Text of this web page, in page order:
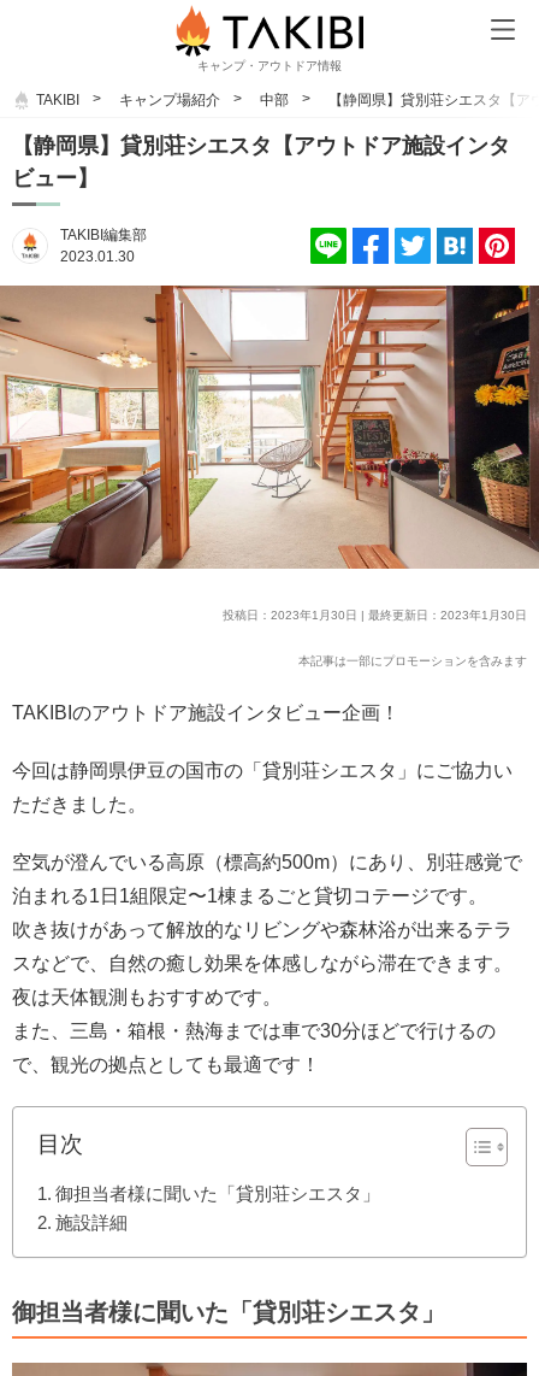
キャンプ・アウトドア情報
TAKIBI キャンプ場紹介 中部 【静岡県】貸別荘シエスタ【
【静岡県】貸別荘シエスタ【アウトドア施設インタ
ビュー】
TAKIBI編集部
2023.01.30
投稿日：2023年1月30日 | 最終更新日：2023年1月30日
本記事は一部にプロモーションを含みます
TAKIBIのアウトドア施設インタビュー企画！
今回は静岡県伊豆の国市の「貸別荘シエスタ」にご協力い
ただきました。
空気が澄んでいる高原（標高約500m）にあり、別荘感覚で
泊まれる1日1組限定〜1棟まるごと貸切コテージです。
吹き抜けがあって解放的なリビングや森林浴が出来るテラ
スなどで、自然の癒し効果を体感しながら滞在できます。
夜は天体観測もおすすめです。
また、三島・箱根・熱海までは車で30分ほどで行けるの
で、観光の拠点としても最適です！
目次
御担当者様に聞いた「貸別荘シエスタ」
施設詳細
御担当者様に聞いた「貸別荘シエスタ」